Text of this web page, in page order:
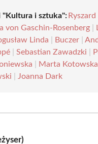
"Kultura i sztuka":
von Gaschin-Rosenberg
Linda Buczer |
|Sebastian Zawadzki
Marta Kotowska
Joanna Dark